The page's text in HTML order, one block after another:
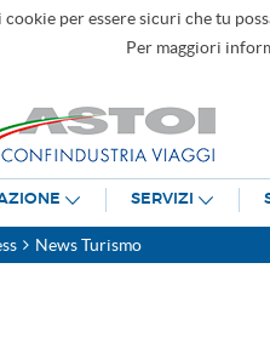
per essere sicuri che tu
Per maggiori
SERVIZI
News Turismo